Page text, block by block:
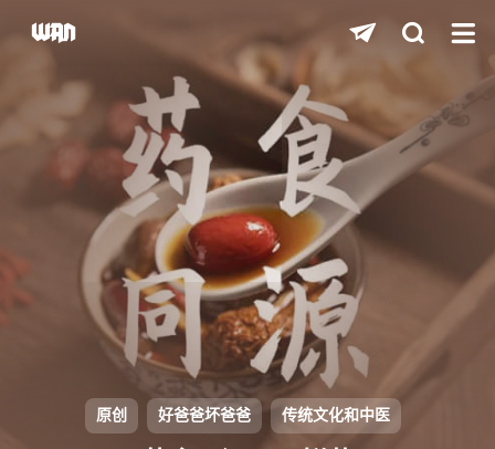
K 关闭快捷键功能
打开中控台
M 播放/暂停音乐
D 深色/浅色显示模式
S 站内搜索
随机访问
L 友链页面
原创 好爸爸坏爸爸 传统文化和中医